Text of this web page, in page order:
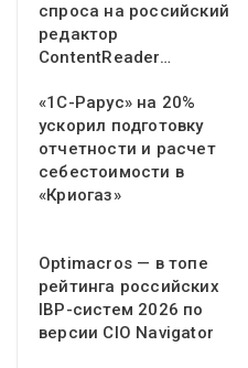
спроса на российский
редактор
ContentReader…
«1С-Рарус» на 20%
ускорил подготовку
отчетности и расчет
себестоимости в
«Криогаз»
Optimacros — в топе
рейтинга российских
IBP-систем 2026 по
версии CIO Navigator